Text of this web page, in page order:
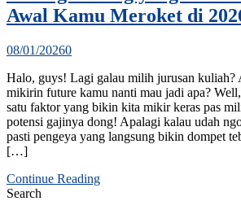
Awal Kamu Meroket di
08/01/20260
Halo, guys! Lagi galau milih jurusan kuliah?
mikirin future kamu nanti mau jadi apa?
satu faktor yang bikin kita mikir keras pas
potensi gajinya dong! Apalagi kalau udah
pasti pengeya yang langsung bikin dompet
[…]
Continue Reading
Search